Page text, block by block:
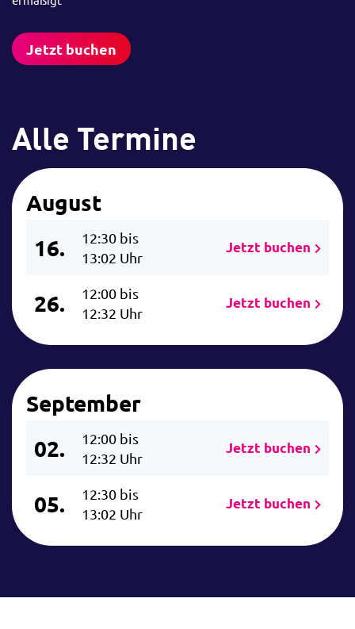
Jetzt buchen
Alle Termine
August
16.
12:30 bis
13:02 Uhr
Jetzt buchen
26.
12:00 bis
12:32 Uhr
Jetzt buchen
September
02.
12:00 bis
12:32 Uhr
Jetzt buchen
05.
12:30 bis
13:02 Uhr
Jetzt buchen